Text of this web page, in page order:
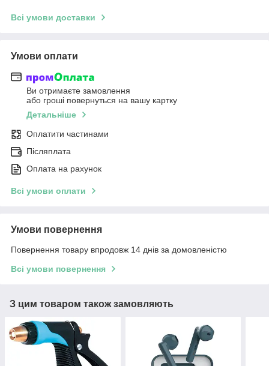
Всі умови доставки
Умови оплати
Ви отримаєте замовлення
або гроші повернуться на вашу картку
Детальніше
Оплатити частинами
Післяплата
Оплата на рахунок
Всі умови оплати
Умови повернення
Повернення товару впродовж 14 днів за домовленістю
Всі умови повернення
З цим товаром також замовляють